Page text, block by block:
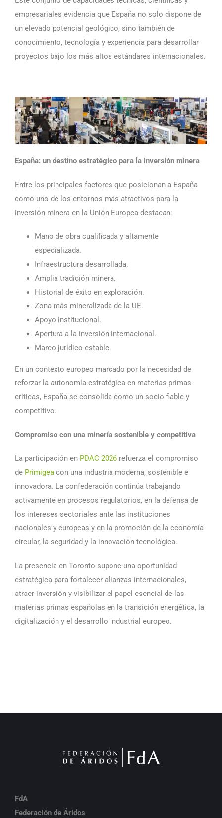
empresariales evidencia que España no solo dispone de
un elevado potencial geológico, sino también de
conocimiento, tecnología y experiencia para desarrollar
proyectos bajo los más altos estándares internacionales.
España: un destino estratégico para la inversión minera
Entre los principales factores que posicionan a España
como uno de los entornos más atractivos para la
inversión minera en la Unión Europea destacan:
Mano de obra cualificada y altamente
especializada.
Infraestructura desarrollada.
Amplia tradición minera.
Historial de éxito en exploración.
Zona más mineralizada de la UE.
Apoyo institucional.
Apertura a la inversión internacional.
Marco jurídico estable.
En un contexto europeo marcado por la necesidad de
reforzar la autonomía estratégica en materias primas
críticas, España se consolida como un socio fiable y
competitivo.
Compromiso con una minería sostenible y competitiva
La participación en PDAC 2026 refuerza el compromiso
de Primigea con una industria moderna, sostenible e
innovadora. La confederación continúa trabajando
activamente en procesos regulatorios, en la defensa de
los intereses sectoriales ante las instituciones
nacionales y europeas y en la promoción de la economía
circular, la seguridad y la innovación tecnológica.
La presencia en Toronto supone una oportunidad
estratégica para fortalecer alianzas internacionales,
atraer inversión y visibilizar el papel esencial de las
materias primas españolas en la transición energética, la
digitalización y el desarrollo industrial europeo.
FdA
Federación de Áridos